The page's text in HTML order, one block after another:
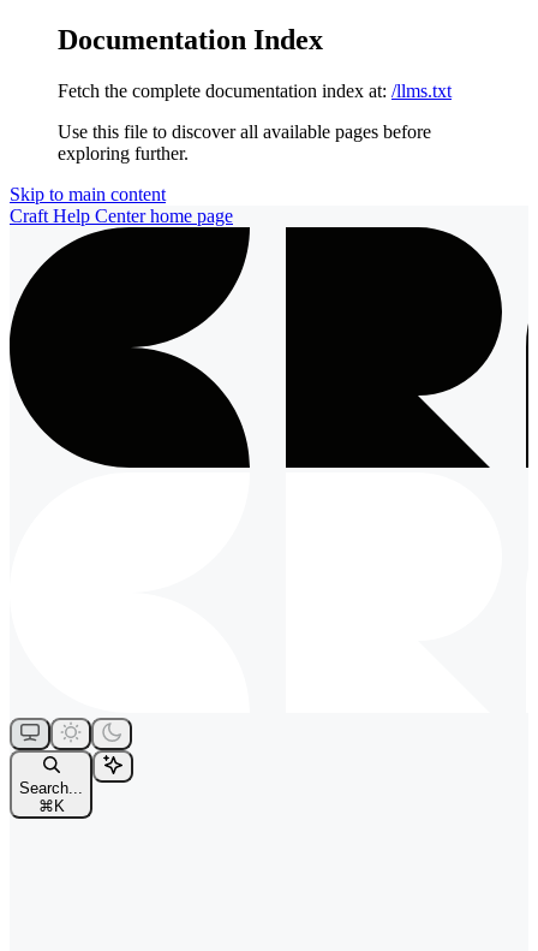
Documentation Index
Fetch the complete documentation index at: /llms.txt
Use this file to discover all available pages before
exploring further.
Skip to main content
Craft Help Centerhome page
Search...
⌘ K